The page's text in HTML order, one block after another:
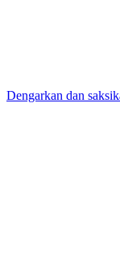
Dengarkan dan